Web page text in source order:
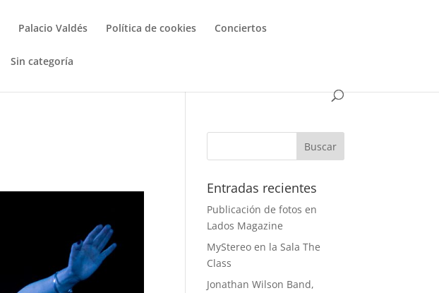
Palacio Valdés Política de cookies Conciertos
Sin categoría
Entradas recientes
Publicación de fotos en
Lados Magazine
MyStereo en la Sala The
Class
Jonathan Wilson Band,